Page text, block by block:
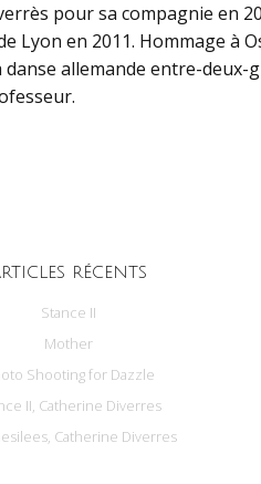
pour sa compagnie en
Lyon en 2011. Hommage à
allemande entre-deux-
RÉCENTS
Stance II
Mother
Shooting for Dazzle
II, Catherine Diverres
Catherine Diverres